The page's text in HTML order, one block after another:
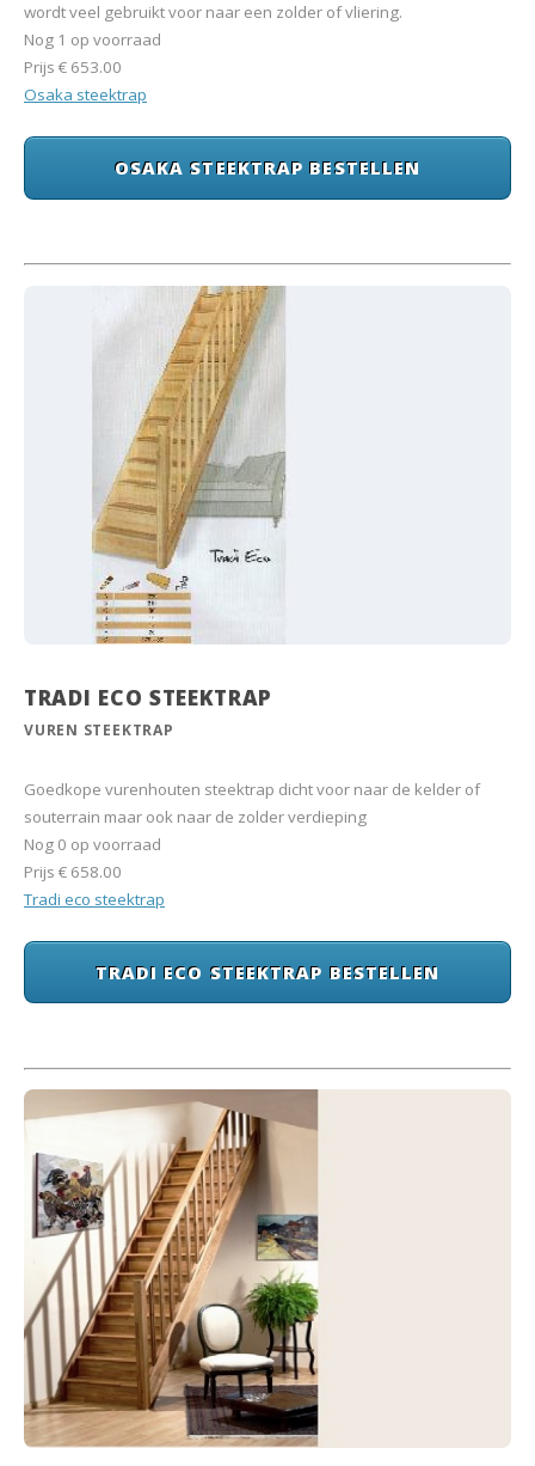
wordt veel gebruikt voor naar een zolder of vliering.
Nog 1 op voorraad
Prijs € 653.00
Osaka steektrap
OSAKA STEEKTRAP BESTELLEN
TRADI ECO STEEKTRAP
VUREN STEEKTRAP
Goedkope vurenhouten steektrap dicht voor naar de kelder of
souterrain maar ook naar de zolder verdieping
Nog 0 op voorraad
Prijs € 658.00
Tradi eco steektrap
TRADI ECO STEEKTRAP BESTELLEN